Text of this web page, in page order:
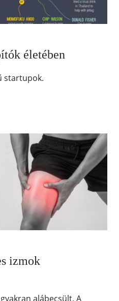
életében
startupok.
izmok
alábecsült. A